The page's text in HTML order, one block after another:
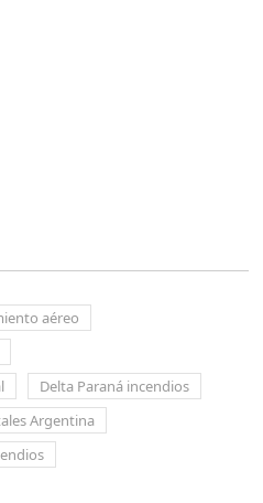
aéreo
Delta Paraná incendios
Argentina